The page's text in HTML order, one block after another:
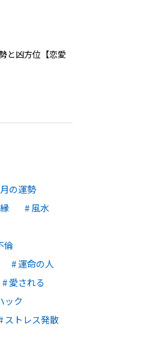
と凶方位【恋愛
の運勢
風水
倫
運命の人
愛される
ック
ストレス発散